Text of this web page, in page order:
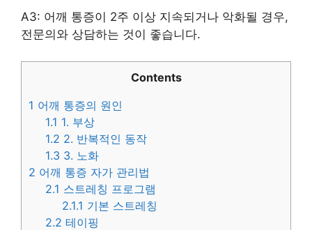
A3: 어깨 통증이 2주 이상 지속되거나 악화될 경우,
전문의와 상담하는 것이 좋습니다.
Contents
1 어깨 통증의 원인
1.1 1. 부상
1.2 2. 반복적인 동작
1.3 3. 노화
2 어깨 통증 자가 관리법
2.1 스트레칭 프로그램
2.1.1 기본 스트레칭
2.2 테이핑